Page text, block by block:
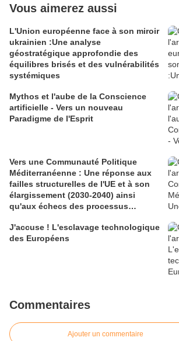
Vous aimerez aussi
L'Union européenne face à son miroir
ukrainien :Une analyse
géostratégique approfondie des
équilibres brisés et des vulnérabilités
systémiques
Mythos et l'aube de la Conscience
artificielle - Vers un nouveau
Paradigme de l'Esprit
Vers une Communauté Politique
Méditerranéenne : Une réponse aux
failles structurelles de l'UE et à son
élargissement (2030-2040) ainsi
qu'aux échecs des processus
J'accuse ! L'esclavage technologique
des Européens
Commentaires
Ajouter un commentaire